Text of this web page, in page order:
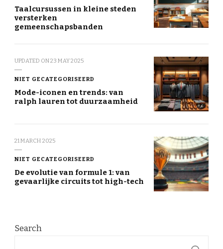
Taalcursussen in kleine steden
versterken
gemeenschapsbanden
UPDATED ON23 MAY 2025
NIET GECATEGORISEERD
Mode-iconen en trends: van
ralph lauren tot duurzaamheid
21 MARCH 2025
NIET GECATEGORISEERD
De evolutie van formule 1: van
gevaarlijke circuits tot high-tech
Search